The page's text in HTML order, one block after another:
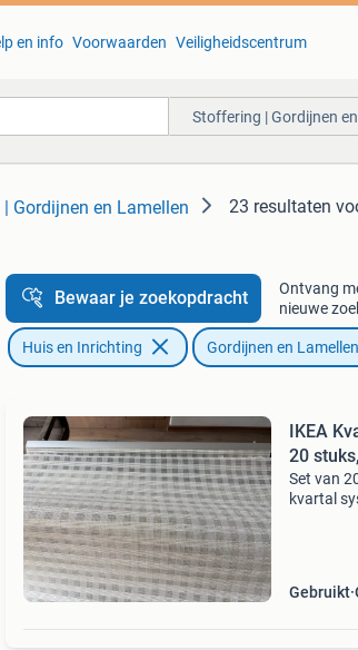
en info Voorwaarden Veiligheidscentrum
Stoffering | Gordijnen
Gordijnen en Lamellen 23 resultaten
Bewaar je zoekopdracht
Ontvang
nieuwe
Huis en Inrichting Gordijnen en Lamellen
IKEA
20
Set van
kvartal
Gebruikt